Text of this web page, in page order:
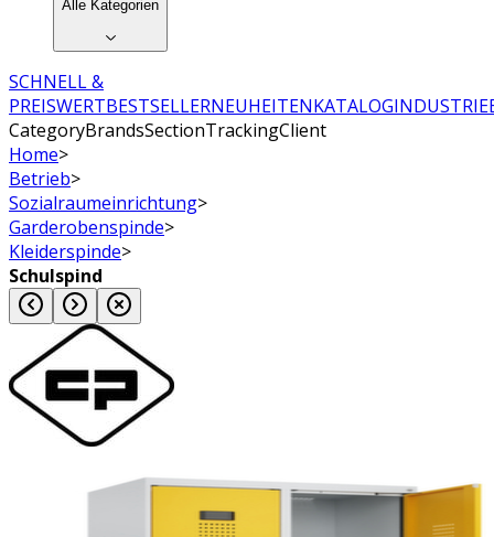
Alle Kategorien
SCHNELL &
PREISWERTBESTSELLERNEUHEITENKATALOG
CategoryBrandsSectionTrackingClient
Home>
Betrieb>
Sozialraumeinrichtung>
Garderobenspinde>
Kleiderspinde>
Schulspind